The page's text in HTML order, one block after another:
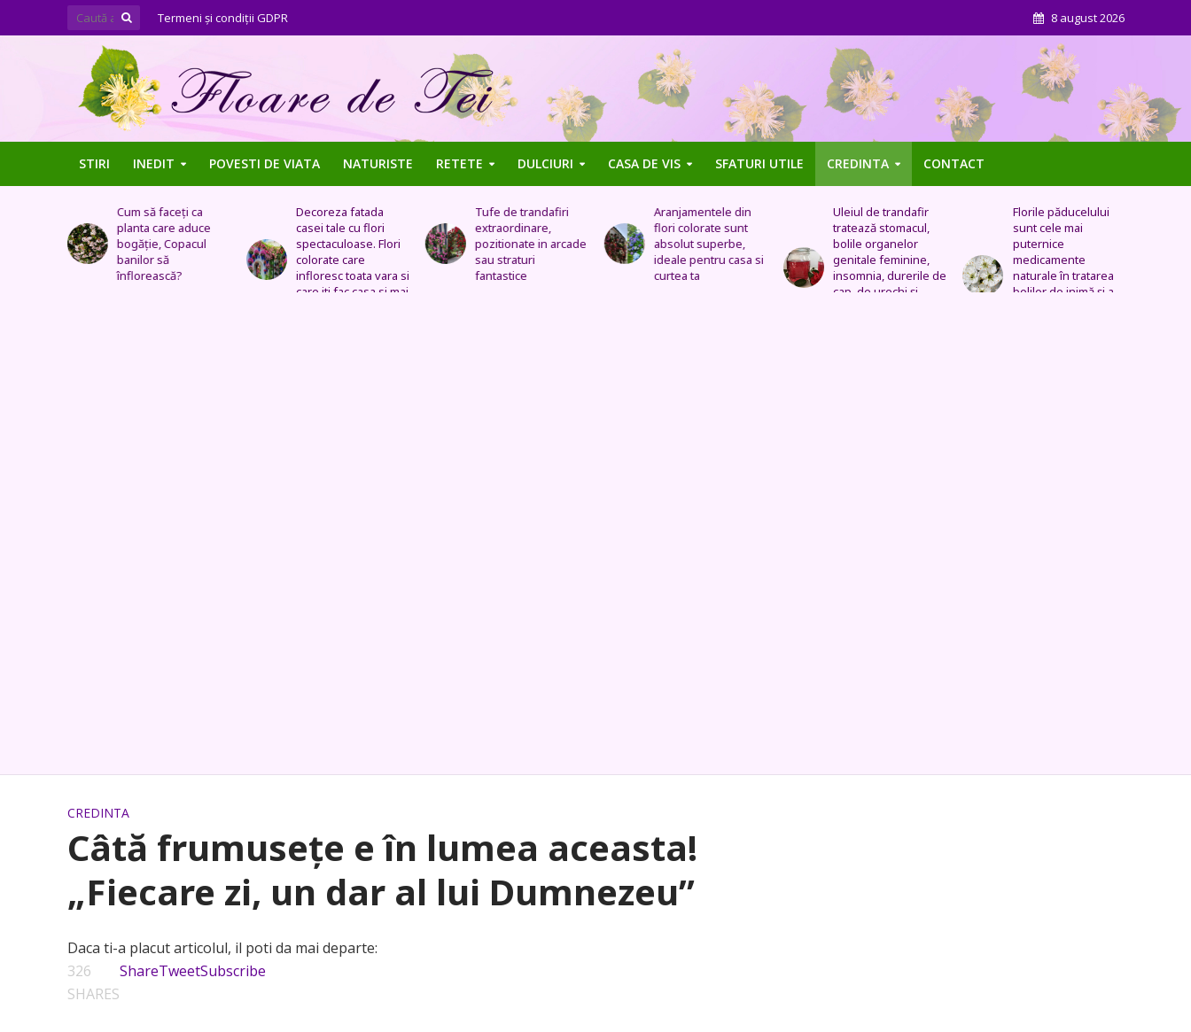
Termeni şi condiţii GDPR 8 august 2026
STIRI INEDIT POVESTI DE VIATA NATURISTE RETETE DULCIURI CASA DE VIS SFATURI UTILE CREDINTA CONTACT
Decoreza fatada
casei tale cu flori
spectaculoase. Flori
colorate care
infloresc toata vara si
Tufe de trandafiri
extraordinare,
pozitionate in arcade
sau straturi
fantastice
Aranjamentele din
flori colorate sunt
absolut superbe,
ideale pentru casa si
curtea ta
Uleiul de trandafir
tratează stomacul,
bolile organelor
genitale feminine,
insomnia, durerile de
Florile păducelului
sunt cele mai
puternice
medicamente
naturale în tratarea
bolilor de inimă şi a
Panseluța sălbatică –
Este eficientă pentru
cistită, ameliorează
constipația, are grijă
de sănătatea urinară,
tratează problemele
CREDINTA
Câtă frumuseţe e în lumea aceasta!
„Fiecare zi, un dar al lui Dumnezeu”
Daca ti-a placut articolul, il poti da mai departe:
326
SHARES
ShareTweetSubscribe